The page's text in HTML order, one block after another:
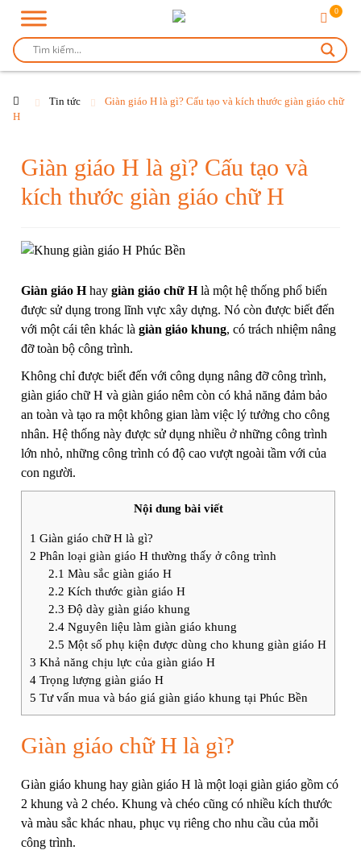
0
Tin tức
Giàn giáo H là gì? Cấu tạo và kích thước giàn giáo chữ
H
Giàn giáo H là gì? Cấu tạo và
kích thước giàn giáo chữ H
Giàn giáo Hhay giàn giáo chữ Hlà một hệ thống phổ biến
được sử dụng trong lĩnh vực xây dựng. Nó còn được biết đến
với một cái tên khác là giàn giáo khung, có trách nhiệm nâng
đỡ toàn bộ công trình.
Không chỉ được biết đến với công dụng nâng đỡ công trình,
giàn giáo chữ H và giàn giáo nêm còn có khả năng đảm bảo
an toàn và tạo ra một không gian làm việc lý tưởng cho công
nhân. Hệ thống này được sử dụng nhiều ở những công trình
lớn nhỏ, những công trình có độ cao vượt ngoài tầm với của
con người.
Nội dung bài viết
1 Giàn giáo chữ H là gì?
2 Phân loại giàn giáo H thường thấy ở công trình
2.1 Màu sắc giàn giáo H
2.2 Kích thước giàn giáo H
2.3 Độ dày giàn giáo khung
2.4Nguyên liệu làm giàn giáo khung
2.5 Một số phụ kiện được dùng cho khung giàn giáo H
3 Khả năng chịu lực của giàn giáo H
4 Trọng lượng giàn giáo H
5 Tư vấn mua và báo giá giàn giáo khung tại Phúc Bền
Giàn giáo chữ H là gì?
Giàn giáo khung hay giàn giáo H là một loại giàn giáo gồm có
2 khung và 2 chéo. Khung và chéo cũng có nhiều kích thước
và màu sắc khác nhau, phục vụ riêng cho nhu cầu của mỗi
công trình.